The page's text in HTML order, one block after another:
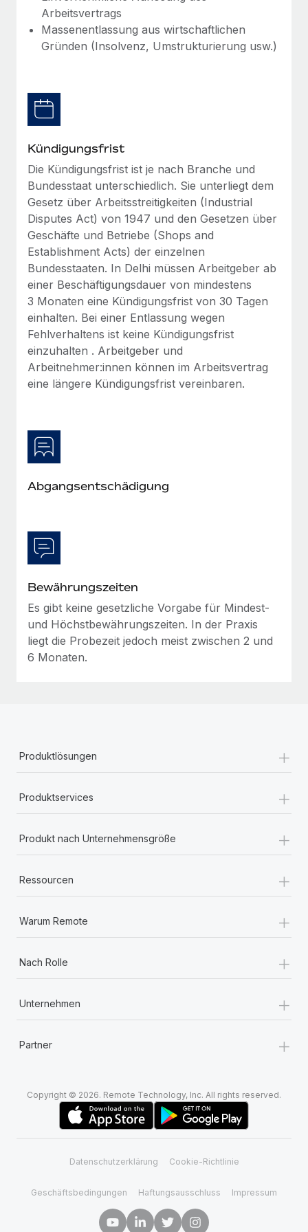
Niederlassungen
Mobilität und Relocation
Mühelose Relocation von Mitarbeiter:innen
Mühelose Verwaltung von Benefits
Reverse Tech auf einen Blick Das Gesundheits- und
Wellness-Startup Reverse Tech hat das globale...
Den Blog erkunden
Neues zu Remote-Produkten: Integration mit
Gusto und Zero und Contractor Management
Plus
Auch im neuen Jahr wollen wir bei Remote Unternehmen
Mehr erfahren
Wie Phiture 55 Mitarbeiter:innen in 19 Ländern
mit Remote verwaltet
Phiture ist der unumstrittene Marktführer im Bereich der
Wachstumsberatung für mobile Apps. Das...
Mehr erfahren
Arbeitsvertrags
Massenentlassung aus wirtschaftlichen
Gründen (Insolvenz, Umstrukturierung usw.)
Kündigungsfrist
Die Kündigungsfrist ist je nach Branche und
Bundesstaat unterschiedlich. Sie unterliegt dem
Gesetz über Arbeitsstreitigkeiten (Industrial
Disputes Act) von 1947 und den Gesetzen über
Geschäfte und Betriebe (Shops and
Establishment Acts) der einzelnen
Bundesstaaten. In Delhi müssen Arbeitgeber ab
einer Beschäftigungsdauer von mindestens
3 Monaten eine Kündigungsfrist von 30 Tagen
einhalten. Bei einer Entlassung wegen
Fehlverhaltens ist keine Kündigungsfrist
einzuhalten . Arbeitgeber und
Arbeitnehmer:innen können im Arbeitsvertrag
eine längere Kündigungsfrist vereinbaren.
Abgangsentschädigung
Bewährungszeiten
Es gibt keine gesetzliche Vorgabe für Mindest-
und Höchstbewährungszeiten. In der Praxis
liegt die Probezeit jedoch meist zwischen 2 und
6 Monaten.
Produktlösungen +
Produktservices +
Produkt nach Unternehmensgröße +
Ressourcen +
Warum Remote +
Nach Rolle +
Unternehmen +
Partner +
Copyright © 2026. Remote Technology, Inc. All rights reserved.
Datenschutzerklärung Cookie-Richtlinie
Geschäftsbedingungen Haftungsausschluss Impressum